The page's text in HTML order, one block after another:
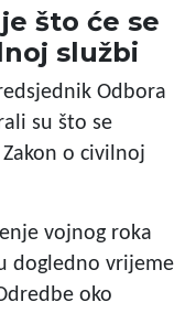
što će se
službi
Odbora
su što se
o civilnoj
vojnog roka
dogledno vrijeme
oko